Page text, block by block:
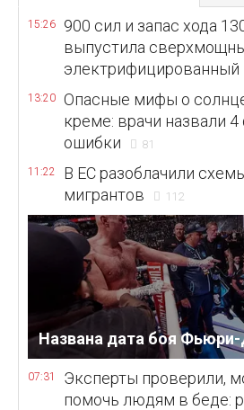
15:26
900 сил и запас хода
выпустила
электрифицированный
13:20
Опасные мифы о
креме: врачи назвали
ошибки
81
11:22
В ЕС разоблачили
мигрантов
112
Названа дата боя
07:31
Эксперты проверили,
помочь людям в беде: